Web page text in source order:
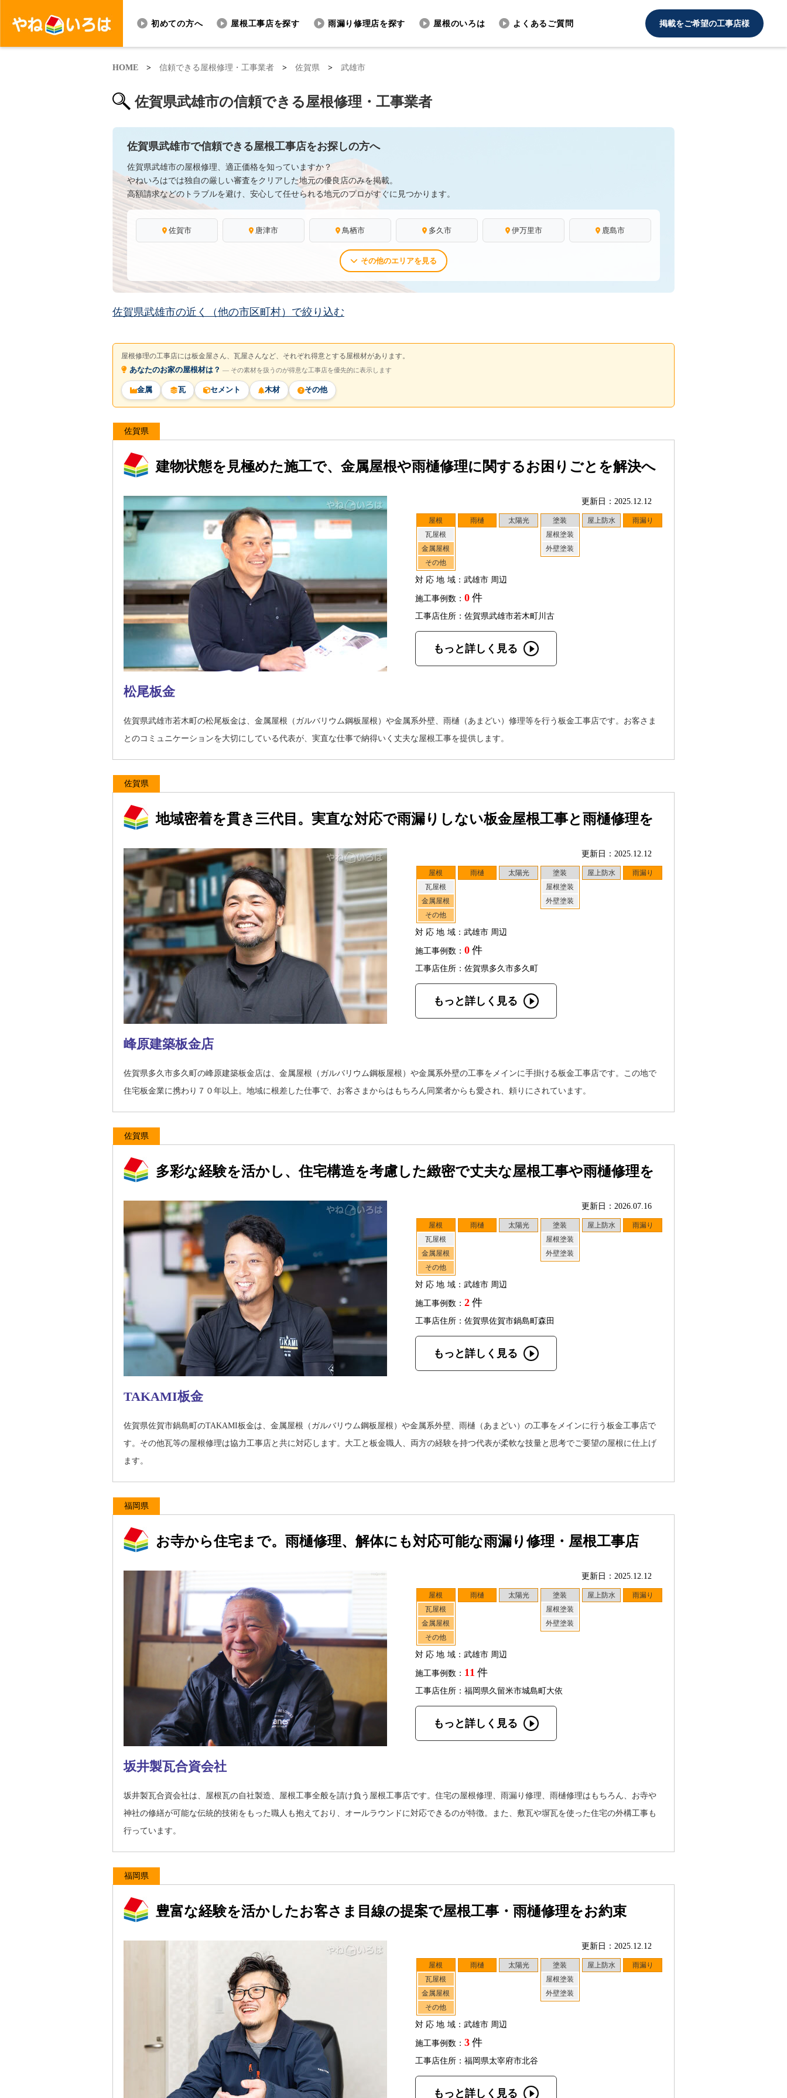
初めての方へ 屋根工事店を探す 雨漏り修理店を探す 屋根のいろは よくあるご質問 掲載をご希望の工事店様
HOME > 信頼できる屋根修理・工事業者 > 佐賀県 > 武雄市
佐賀県武雄市の信頼できる屋根修理・工事業者
佐賀県武雄市で信頼できる屋根工事店をお探しの方へ
佐賀県武雄市の屋根修理、適正価格を知っていますか？
やねいろはでは独自の厳しい審査をクリアした地元の優良店のみを掲載。
高額請求などのトラブルを避け、安心して任せられる地元のプロがすぐに見つかります。
佐賀市 唐津市 鳥栖市 多久市 伊万里市 鹿島市
その他のエリアを見る
佐賀県武雄市の近く（他の市区町村）で絞り込む
屋根修理の工事店には板金屋さん、瓦屋さんなど、それぞれ得意とする屋根材があります。
あなたのお家の屋根材は？ ― その素材を扱うのが得意な工事店を優先的に表示します
金属 瓦 セメント 木材 その他
佐賀県
建物状態を見極めた施工で、金属屋根や雨樋修理に関するお困りごとを解決へ
更新日：2025.12.12
屋根
瓦屋根
金属屋根
その他
雨樋 太陽光
塗装
屋根塗装
外壁塗装
屋上防水 雨漏り
対応地域：武雄市 周辺
施工事例数： 0 件
工事店住所：佐賀県武雄市若木町川古
もっと詳しく見る
松尾板金
佐賀県武雄市若木町の松尾板金は、金属屋根（ガルバリウム鋼板屋根）や金属系外壁、雨樋（あまどい）修理等を行う板金工事店です。お客さま
とのコミュニケーションを大切にしている代表が、実直な仕事で納得いく丈夫な屋根工事を提供します。
佐賀県
地域密着を貫き三代目。実直な対応で雨漏りしない板金屋根工事と雨樋修理を
更新日：2025.12.12
屋根
瓦屋根
金属屋根
その他
雨樋 太陽光
塗装
屋根塗装
外壁塗装
屋上防水 雨漏り
対応地域：武雄市 周辺
施工事例数： 0 件
工事店住所：佐賀県多久市多久町
もっと詳しく見る
峰原建築板金店
佐賀県多久市多久町の峰原建築板金店は、金属屋根（ガルバリウム鋼板屋根）や金属系外壁の工事をメインに手掛ける板金工事店です。この地で
住宅板金業に携わり７０年以上。地域に根差した仕事で、お客さまからはもちろん同業者からも愛され、頼りにされています。
佐賀県
多彩な経験を活かし、住宅構造を考慮した緻密で丈夫な屋根工事や雨樋修理を
更新日：2026.07.16
屋根
瓦屋根
金属屋根
その他
雨樋 太陽光
塗装
屋根塗装
外壁塗装
屋上防水 雨漏り
対応地域：武雄市 周辺
施工事例数： 2 件
工事店住所：佐賀県佐賀市鍋島町森田
もっと詳しく見る
TAKAMI板金
佐賀県佐賀市鍋島町のTAKAMI板金は、金属屋根（ガルバリウム鋼板屋根）や金属系外壁、雨樋（あまどい）の工事をメインに行う板金工事店で
す。その他瓦等の屋根修理は協力工事店と共に対応します。大工と板金職人、両方の経験を持つ代表が柔軟な技量と思考でご要望の屋根に仕上げ
ます。
福岡県
お寺から住宅まで。雨樋修理、解体にも対応可能な雨漏り修理・屋根工事店
更新日：2025.12.12
屋根
瓦屋根
金属屋根
その他
雨樋 太陽光
塗装
屋根塗装
外壁塗装
屋上防水 雨漏り
対応地域：武雄市 周辺
施工事例数： 11 件
工事店住所：福岡県久留米市城島町大依
もっと詳しく見る
坂井製瓦合資会社
坂井製瓦合資会社は、屋根瓦の自社製造、屋根工事全般を請け負う屋根工事店です。住宅の屋根修理、雨漏り修理、雨樋修理はもちろん、お寺や
神社の修繕が可能な伝統的技術をもった職人も抱えており、オールラウンドに対応できるのが特徴。また、敷瓦や塀瓦を使った住宅の外構工事も
行っています。
福岡県
豊富な経験を活かしたお客さま目線の提案で屋根工事・雨樋修理をお約束
更新日：2025.12.12
屋根
瓦屋根
金属屋根
その他
雨樋 太陽光
塗装
屋根塗装
外壁塗装
屋上防水 雨漏り
対応地域：武雄市 周辺
施工事例数： 3 件
工事店住所：福岡県太宰府市北谷
もっと詳しく見る